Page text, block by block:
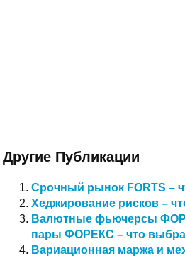
Другие Публикации
Срочный рынок FORTS –
Хеджирование рисков –
Валютные фьючерсы
пары ФОРЕКС – что
Вариационная маржа и